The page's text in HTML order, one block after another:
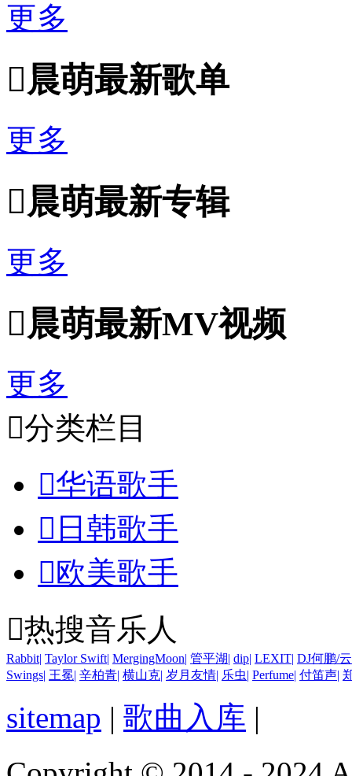
更多
 晨萌最新歌单
更多
 晨萌最新专辑
更多
 晨萌最新MV视频
更多
分类栏目
华语歌手
 日韩歌手
欧美歌手
热搜音乐人
Rabbit| Taylor Swift| MergingMoon| 管平湖| dip| LEXIT| DJ何鹏/
Swings| 王冕| 辛柏青| 横山克| 岁月友情| 乐虫| Perfume| 付笛声|
sitemap | 歌曲入库 |